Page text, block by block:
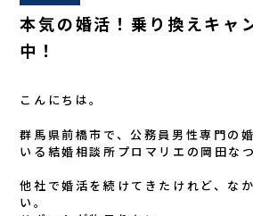
本気の婚活！乗り換えキャ
中！
こんにちは。
群馬県前橋市で、公務員男性専門の
いる結婚相談所プロマリエの岡田なつ
他社で婚活を続けてきたけれど、な
い。